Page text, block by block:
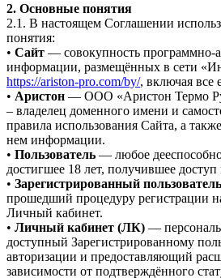
2. Основные понятия
2.1. В настоящем Соглашении
понятия:
• Сайт — совокупность программно-
информации, размещённых в сети
https://ariston-pro.com/by/, включая все
• Аристон — ООО «Аристон Термо
– владелец доменного имени и
правила использования Сайта, а
нем информации.
• Пользователь — любое
достигшее 18 лет, получившее доступ
• Зарегистрированный пользователь
прошедший процедуру регистрации
Личный кабинет.
• Личный кабинет (ЛК) —
доступный Зарегистрированному
авторизации и предоставляющий
зависимости от подтверждённого